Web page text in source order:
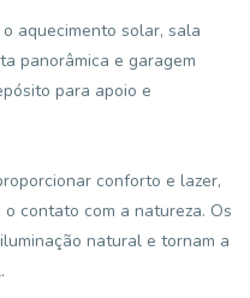
aquecimento solar, sala
panorâmica e garagem
para apoio e
conforto e lazer,
contato com a natureza. Os
natural e tornam a